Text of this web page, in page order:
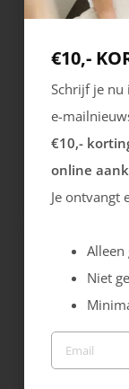
Rieker
Cristallino
99.99
€10,-
Schrijf je nu
e-
€10,-
online
Je ontvangt
Alleen
Niet